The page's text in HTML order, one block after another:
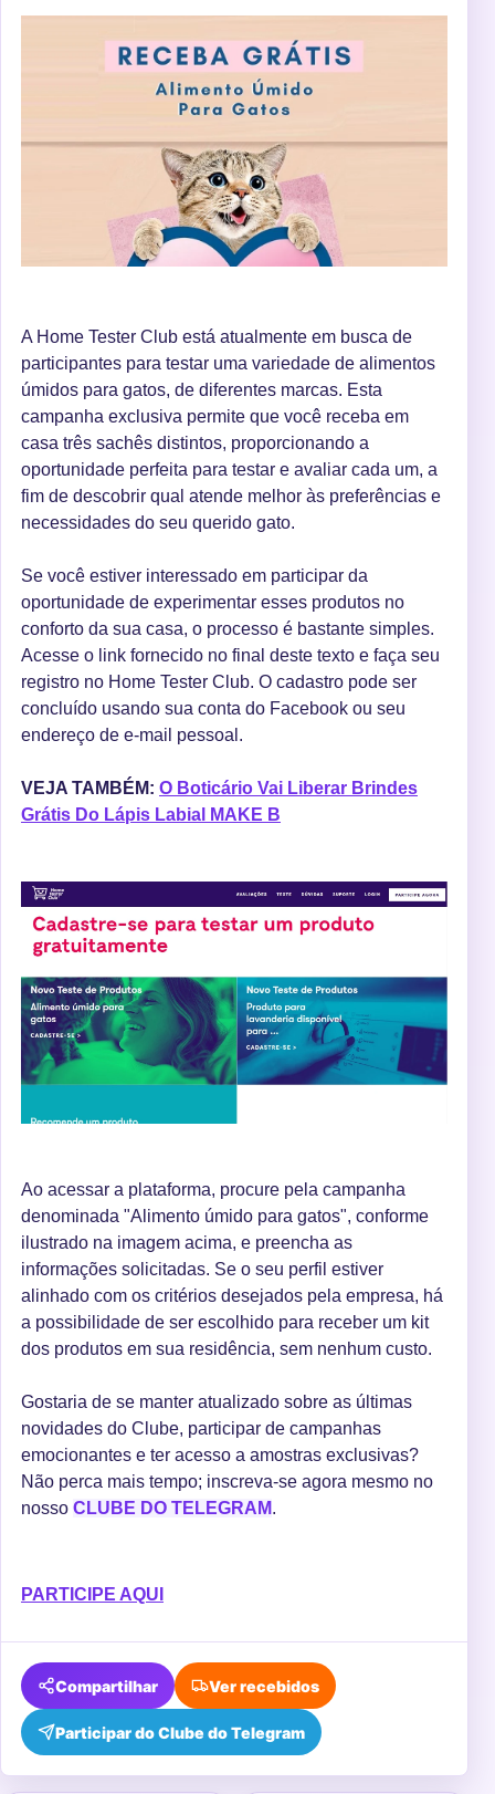
A Home Tester Club está atualmente em busca de
participantes para testar uma variedade de alimentos
úmidos para gatos, de diferentes marcas. Esta
campanha exclusiva permite que você receba em
casa três sachês distintos, proporcionando a
oportunidade perfeita para testar e avaliar cada um, a
fim de descobrir qual atende melhor às preferências e
necessidades do seu querido gato.
Se você estiver interessado em participar da
oportunidade de experimentar esses produtos no
conforto da sua casa, o processo é bastante simples.
Acesse o link fornecido no final deste texto e faça seu
registro no Home Tester Club. O cadastro pode ser
concluído usando sua conta do Facebook ou seu
endereço de e-mail pessoal.
VEJA TAMBÉM: O Boticário Vai Liberar Brindes
Grátis Do Lápis Labial MAKE B
Ao acessar a plataforma, procure pela campanha
denominada "Alimento úmido para gatos", conforme
ilustrado na imagem acima, e preencha as
informações solicitadas. Se o seu perfil estiver
alinhado com os critérios desejados pela empresa, há
a possibilidade de ser escolhido para receber um kit
dos produtos em sua residência, sem nenhum custo.
Gostaria de se manter atualizado sobre as últimas
novidades do Clube, participar de campanhas
emocionantes e ter acesso a amostras exclusivas?
Não perca mais tempo; inscreva-se agora mesmo no
nosso CLUBE DO TELEGRAM.
PARTICIPE AQUI
Compartilhar
Participar do Clube do Telegram
Ver recebidos